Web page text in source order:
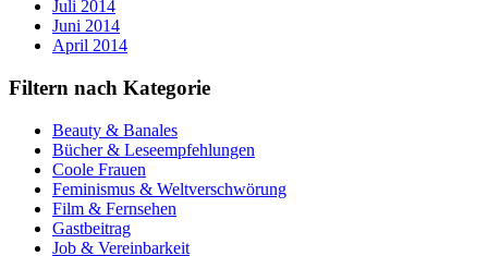
Juli 2014
Juni 2014
April 2014
Filtern nach Kategorie
Beauty & Banales
Bücher & Leseempfehlungen
Coole Frauen
Feminismus & Weltverschwörung
Film & Fernsehen
Gastbeitrag
Job & Vereinbarkeit